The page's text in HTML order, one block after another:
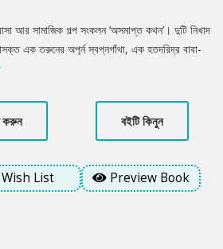
আর সামাজিক গল্প সংকলন ‘অসমাপ্ত কথন’। দুটি নিখাদ
এক তরুনের অপূর্ন স্বপ্নগাঁথা, এক হতদরিদ্র বাবা-
কাছে হার না মানা, স্বামীহারা এক নারীর এই সমাজের
পাঠক খুঁজে পাবেন খুব চেনা পৃথিবীর দুঃখ-সুখের গান
ঝুলে থাকা দুরের কোন জীবনছবি!
করুন বইটি কিনুন
List Preview Book